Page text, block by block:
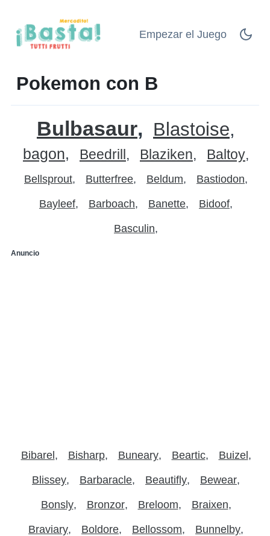
Empezar el Juego
Pokemon con B
Bulbasaur Blastoise
bagon Beedrill Blaziken Baltoy
Bellsprout Butterfree Beldum Bastiodon
Bayleef Barboach Banette Bidoof
Basculin
Anuncio
Bibarel Bisharp Buneary Beartic Buizel
Blissey Barbaracle Beautifly Bewear
Bonsly Bronzor Breloom Braixen
Braviary Boldore Bellossom Bunnelby